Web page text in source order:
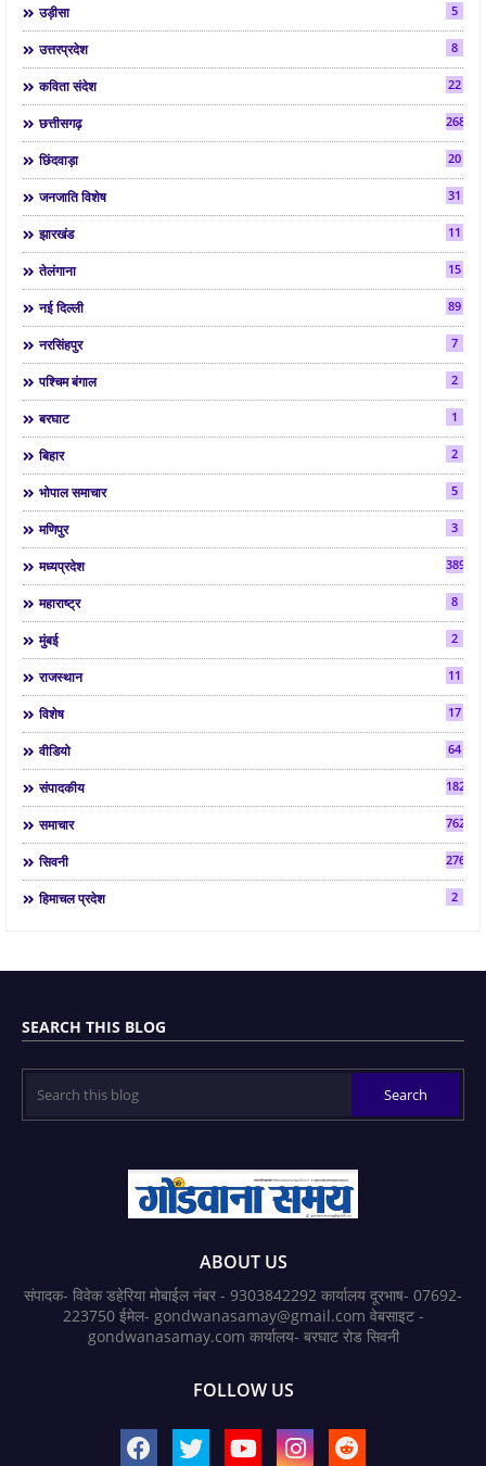
उड़ीसा 5
उत्तरप्रदेश 8
कविता संदेश 22
छत्तीसगढ़ 268
छिंदवाड़ा 20
जनजाति विशेष 31
झारखंड 11
तेलंगाना 15
नई दिल्ली 89
नरसिंहपुर 7
पश्चिम बंगाल 2
बरघाट 1
बिहार 2
भोपाल समाचार 5
मणिपुर 3
मध्यप्रदेश 3892
महाराष्ट्र 8
मुंबई 2
राजस्थान 11
विशेष 17
वीडियो 64
संपादकीय 182
समाचार 7624
सिवनी 2763
हिमाचल प्रदेश 2
SEARCH THIS BLOG
ABOUT US
संपादक- विवेक डहेरिया मोबाईल नंबर - 9303842292 कार्यालय दूरभाष- 07692-
223750 ईमेल- gondwanasamay@gmail.com वेबसाइट -
gondwanasamay.com कार्यालय- बरघाट रोड सिवनी
FOLLOW US